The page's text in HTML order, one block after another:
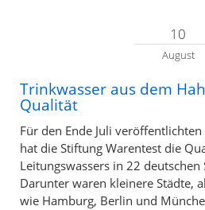
10
August
Trinkwasser aus dem
Qualität
Für den Ende Juli veröffentlichten
hat die Stiftung Warentest die
Leitungswassers in 22 deutschen
Darunter waren kleinere Städte,
wie Hamburg, Berlin und